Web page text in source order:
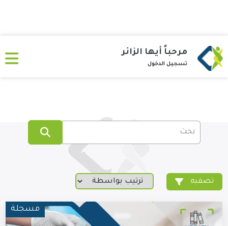
مرحباً أيها الزائر
تسجيل الدخول
تصفيه
مسجلة